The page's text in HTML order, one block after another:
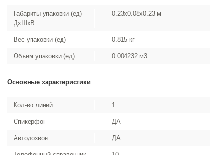
Габариты упаковки (ед)
ДхШхВ
0.23x0.08x0.23 м
Вес упаковки (ед) 0.815 кг
Объем упаковки (ед) 0.004232 м3
Основные характеристики
Кол-во линий 1
Спикерфон ДА
Автодозвон ДА